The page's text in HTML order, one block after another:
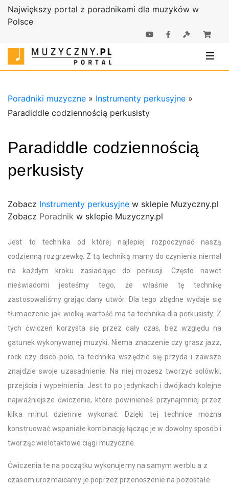
Największy portal z poradnikami dla muzyków w
Polsce
Sklep
muzyczne |
Poradniki muzyczne » Instrumenty perkusyjne »
Paradiddle codziennością perkusisty
Paradiddle codziennością
perkusisty
Zobacz Instrumenty perkusyjne w sklepie Muzyczny.pl
Zobacz Poradnik w sklepie Muzyczny.pl
Jest to technika od której najlepiej rozpoczynać naszą
codzienną rozgrzewkę. Z tą techniką mamy do czynienia niemal
na każdym kroku zasiadając do perkusji. Często nawet
nieświadomi jesteśmy tego, że właśnie tę technikę
zastosowaliśmy grając dany utwór. Dla tego zbędne wydaje się
tłumaczenie jak wielką wartość ma ta technika dla perkusisty. Z
tych ćwiczeń korzysta się przez cały czas, bez względu na
gatunek wykonywanej muzyki. Niema znaczenie czy grasz jazz,
rock czy disco-polo, ta technika wszędzie się przyda i zawsze
znajdzie swoje uzasadnienie. Na niej możesz tworzyć solówki,
przejścia i wypełnienia. Jest to po jedynkach i dwójkach kolejne
najważniejsze ćwiczenie, które powinieneś przynajmniej przez
kilka minut dziennie wykonać. Dzięki tej technice można
konstruować wspaniałe kombinację łącząc je w dowolny sposób i
tworząc wielotaktowe ciągi muzyczne.
Ćwiczenia te na początku wykonujemy na samym werblu a z
czasem urozmaicamy je poprzez przenoszenie na pozostałe